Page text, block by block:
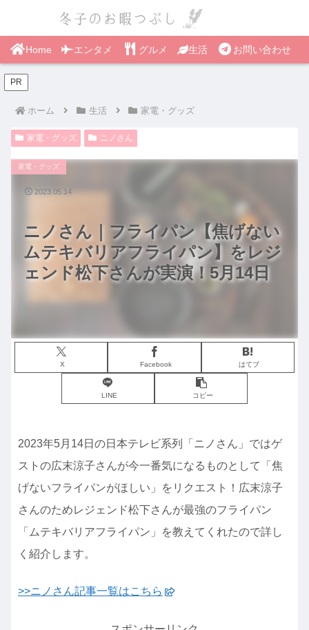
Home エンタメ グルメ 生活 お問い合わせ
PR
ホーム 生活 家電・グッズ
家電・グッズ ニノさん
ニノさん｜フライパン【焦げない
ムテキバリアフライパン】をレジ
ェンド松下さんが実演！5月14日
家電・グッズ
X Facebook はてブ
LINE コピー
2023.05.14
2023年5月14日の日本テレビ系列「ニノさん」ではゲ
ストの広末涼子さんが今一番気になるものとして「焦
げないフライパンがほしい」をリクエスト！広末涼子
さんのためレジェンド松下さんが最強のフライパン
「ムテキバリアフライパン」を教えてくれたので詳し
く紹介します。
>>ニノさん記事一覧はこちら